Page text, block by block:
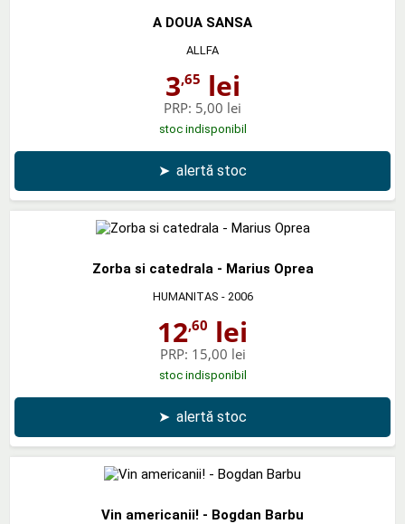
A DOUA SANSA
ALLFA
3,65 lei
PRP: 5,00 lei
stoc indisponibil
➤ alertă stoc
Zorba si catedrala - Marius Oprea
HUMANITAS - 2006
12,60 lei
PRP: 15,00 lei
stoc indisponibil
➤ alertă stoc
Vin americanii! - Bogdan Barbu